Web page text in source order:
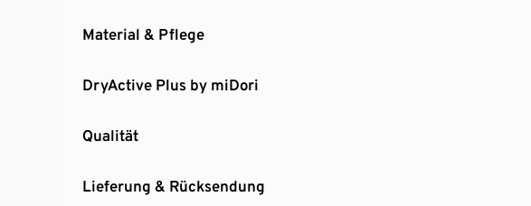
Material & Pflege
DryActive Plus by miDori
Qualität
Lieferung & Rücksendung